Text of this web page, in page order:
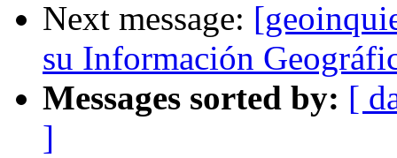
Next message:
su Información
Messages sorted by: [
]